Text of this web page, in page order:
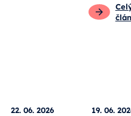
22. 06. 2026 19. 06.